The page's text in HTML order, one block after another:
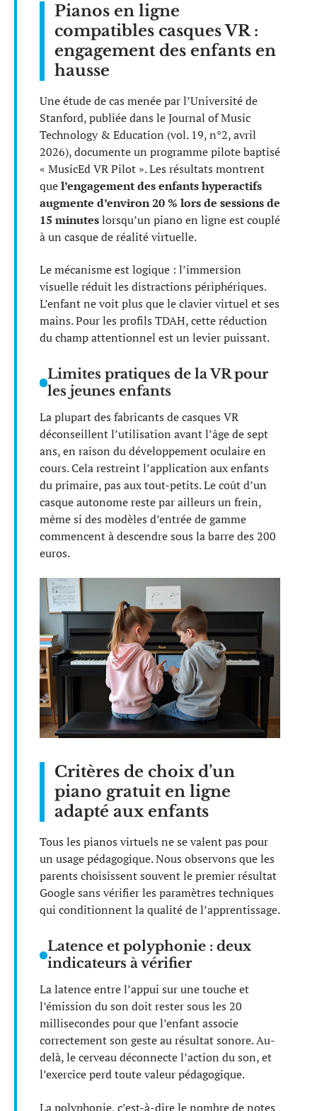
Pianos en ligne
compatibles casques VR :
engagement des enfants en
hausse
Une étude de cas menée par l’Université de
Stanford, publiée dans le Journal of Music
Technology & Education (vol. 19, n°2, avril
2026), documente un programme pilote baptisé
« MusicEd VR Pilot ». Les résultats montrent
quel’engagement des enfants hyperactifs
augmente d’environ 20 % lors de sessions de
15 minuteslorsqu’un piano en ligne est couplé
à un casque de réalité virtuelle.
Le mécanisme est logique : l’immersion
visuelle réduit les distractions périphériques.
L’enfant ne voit plus que le clavier virtuel et ses
mains. Pour les profils TDAH, cette réduction
du champ attentionnel est un levier puissant.
Limites pratiques de la VR pour
les jeunes enfants
La plupart des fabricants de casques VR
déconseillent l’utilisation avant l’âge de sept
ans, en raison du développement oculaire en
cours. Cela restreint l’application aux enfants
du primaire, pas aux tout-petits. Le coût d’un
casque autonome reste par ailleurs un frein,
même si des modèles d’entrée de gamme
commencent à descendre sous la barre des 200
euros.
Critères de choix d’un
piano gratuit en ligne
adapté aux enfants
Tous les pianos virtuels ne se valent pas pour
un usage pédagogique. Nous observons que les
parents choisissent souvent le premier résultat
Google sans vérifier les paramètres techniques
qui conditionnent la qualité de l’apprentissage.
Latence et polyphonie : deux
indicateurs à vérifier
La latence entre l’appui sur une touche et
l’émission du son doit rester sous les 20
millisecondes pour que l’enfant associe
correctement son geste au résultat sonore. Au-
delà, le cerveau déconnecte l’action du son, et
l’exercice perd toute valeur pédagogique.
La polyphonie, c’est-à-dire le nombre de notes